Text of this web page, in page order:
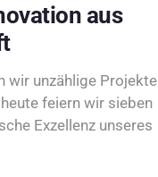
aus
wir unzählige Projekte
feiern wir sieben
Exzellenz unseres